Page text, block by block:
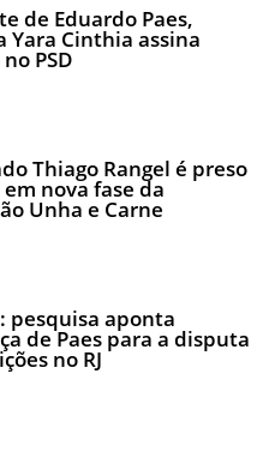
de Eduardo Paes,
Yara Cinthia assina
PSD
Thiago Rangel é preso
em nova fase da
Unha e Carne
pesquisa aponta
de Paes para a disputa
no RJ